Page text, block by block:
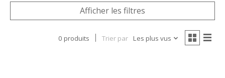
Afficher les filtres
0 produits Trier par Les plus vus